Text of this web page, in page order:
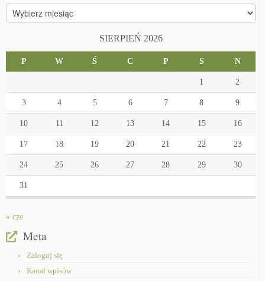
Archiwa
SIERPIEŃ 2026
P W Ś C P S N
1 2
3 4 5 6 7 8 9
10 11 12 13 14 15 16
17 18 19 20 21 22 23
24 25 26 27 28 29 30
31
« cze
Meta
Zaloguj się
Kanał wpisów